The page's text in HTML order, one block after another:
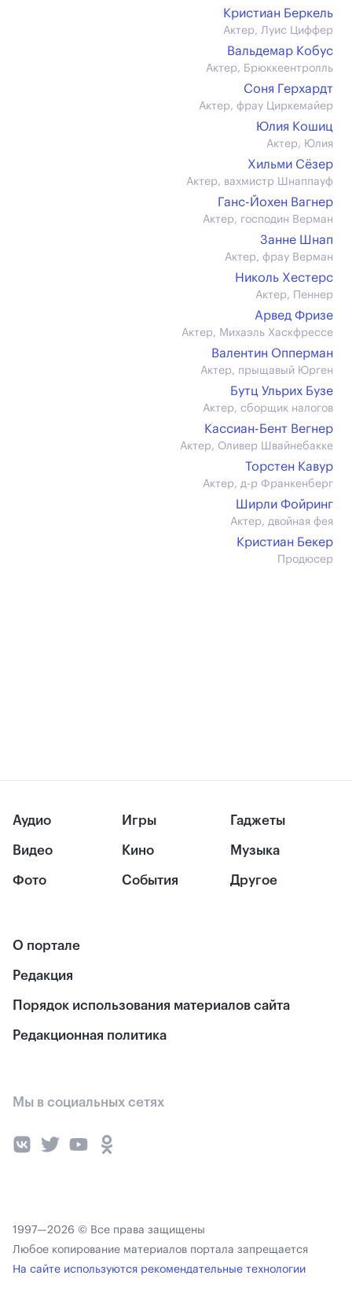
Кристиан Беркель
Актер, Луис Циффер
Вальдемар Кобус
Актер, Брюккеентролль
Соня Герхардт
Актер, фрау Циркемайер
Юлия Кошиц
Актер, Юлия
Хильми Сёзер
Актер, вахмистр Шнаппауф
Ганс-Йохен Вагнер
Актер, господин Верман
Занне Шнап
Актер, фрау Верман
Николь Хестерс
Актер, Пеннер
Арвед Фризе
Актер, Михаэль Хаскфрессе
Валентин Опперман
Актер, прыщавый Юрген
Бутц Ульрих Бузе
Актер, сборщик налогов
Кассиан-Бент Вегнер
Актер, Оливер Швайнебакке
Торстен Кавур
Актер, д-р Франкенберг
Ширли Фойринг
Актер, двойная фея
Кристиан Бекер
Продюсер
Аудио
Видео
Фото
Игры
Кино
События
Гаджеты
Музыка
Другое
О портале
Редакция
Порядок использования материалов сайта
Редакционная политика
Мы в социальных сетях
1997—2026 © Все права защищены
Любое копирование материалов портала запрещается
На сайте используются рекомендательные технологии